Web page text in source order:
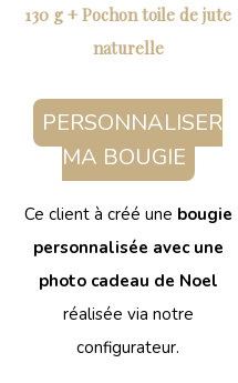
130 g + Pochon toile de jute
naturelle
PERSONNALISER
MA BOUGIE
Ce client à créé une bougie
personnalisée avec une
photo cadeau de Noel
réalisée via notre
configurateur.